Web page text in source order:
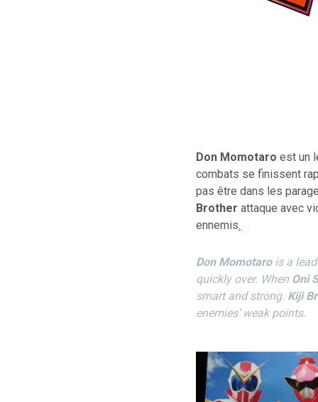
Don Momotaro est un
combats se finissent
pas être dans les
Brother attaque avec
ennemis.
Don Momotarois a
quickly over. WhenOni
smart and strong. Kiji
enemies’ weak points.